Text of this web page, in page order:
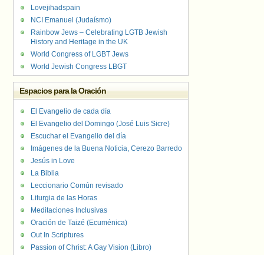
Lovejihadspain
NCI Emanuel (Judaísmo)
Rainbow Jews – Celebrating LGTB Jewish
History and Heritage in the UK
World Congress of LGBT Jews
World Jewish Congress LBGT
Espacios para la Oración
El Evangelio de cada día
El Evangelio del Domingo (José Luis Sicre)
Escuchar el Evangelio del día
Imágenes de la Buena Noticia, Cerezo Barredo
Jesús in Love
La Biblia
Leccionario Común revisado
Liturgia de las Horas
Meditaciones Inclusivas
Oración de Taizé (Ecuménica)
Out In Scriptures
Passion of Christ: A Gay Vision (Libro)